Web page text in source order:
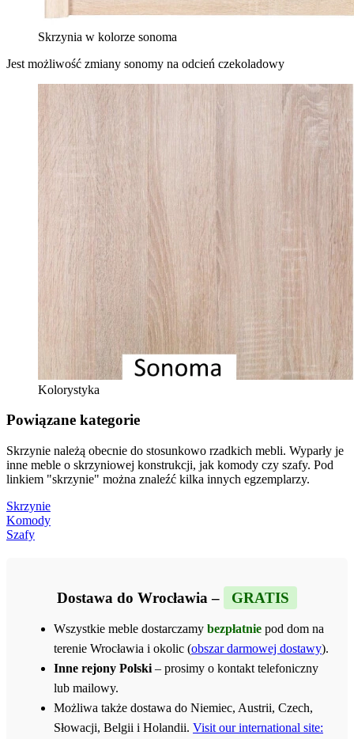
Skrzynia w kolorze sonoma
Jest możliwość zmiany sonomy na odcień czekoladowy
Kolorystyka
Powiązane kategorie
Skrzynie należą obecnie do stosunkowo rzadkich mebli. Wyparły je
inne meble o skrzyniowej konstrukcji, jak komody czy szafy. Pod
linkiem "skrzynie" można znaleźć kilka innych egzemplarzy.
Skrzynie
Komody
Szafy
Dostawa do Wrocławia – GRATIS
Wszystkie meble dostarczamy bezpłatnie pod dom na
terenie Wrocławia i okolic (obszar darmowej dostawy).
Inne rejony Polski – prosimy o kontakt telefoniczny
lub mailowy.
Możliwa także dostawa do Niemiec, Austrii, Czech,
Słowacji, Belgii i Holandii. Visit our international site: